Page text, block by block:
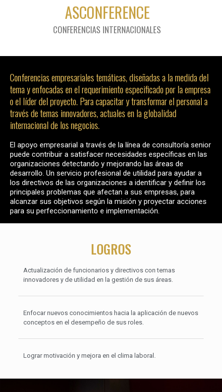
ASCONFERENCE
CONFERENCIAS INTERNACIONALES
Conferencias empresariales temáticas, diseñadas a la medida del
tema y enfocadas en el requerimiento especificado por la empresa
o el líder del proyecto. Para capacitar y transformar el personal a
través de temas innovadores, actuales en la globalidad
internacional de los negocios.
El apoyo empresarial a través de la línea de consultoría senior
puede contribuir a satisfacer necesidades específicas en las
organizaciones detectando y mejorando las áreas de
desarrollo. Un servicio profesional de utilidad para ayudar a
los directivos de las organizaciones a identificar y definir los
principales problemas que afectan a sus empresas, para
alcanzar sus objetivos según la misión y proyectar acciones
para su perfeccionamiento e implementación.
LOGROS
Actualización de funcionarios y directivos con temas
innovadores y de utilidad en la gestión de sus áreas.
Enfocar nuevos conocimientos hacia la aplicación de nuevos
conceptos en el desempeño de sus roles.
Lograr motivación y mejora en el clima laboral.